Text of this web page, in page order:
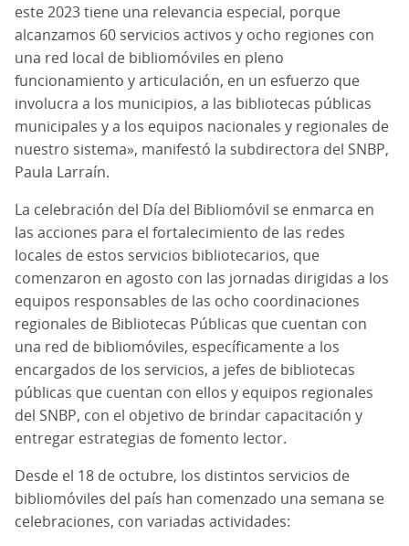
este 2023 tiene una relevancia especial, porque
alcanzamos 60 servicios activos y ocho regiones con
una red local de bibliomóviles en pleno
funcionamiento y articulación, en un esfuerzo que
involucra a los municipios, a las bibliotecas públicas
municipales y a los equipos nacionales y regionales de
nuestro sistema», manifestó la subdirectora del SNBP,
Paula Larraín.
La celebración del Día del Bibliomóvil se enmarca en
las acciones para el fortalecimiento de las redes
locales de estos servicios bibliotecarios, que
comenzaron en agosto con las jornadas dirigidas a los
equipos responsables de las ocho coordinaciones
regionales de Bibliotecas Públicas que cuentan con
una red de bibliomóviles, específicamente a los
encargados de los servicios, a jefes de bibliotecas
públicas que cuentan con ellos y equipos regionales
del SNBP, con el objetivo de brindar capacitación y
entregar estrategias de fomento lector.
Desde el 18 de octubre, los distintos servicios de
bibliomóviles del país han comenzado una semana se
celebraciones, con variadas actividades: